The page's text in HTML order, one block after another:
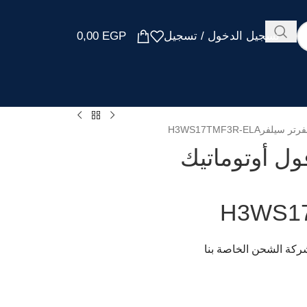
تسجيل الدخول / تسجيل 0,00 EGP
أوتوماتيك